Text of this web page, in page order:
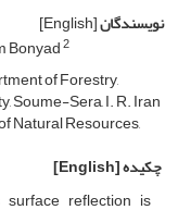
نویسندگان[English]
Bonyad2
of Forestry,
Soume-Sera, I. R. Iran
Natural Resources,
چکیده[English]
surface reflection is